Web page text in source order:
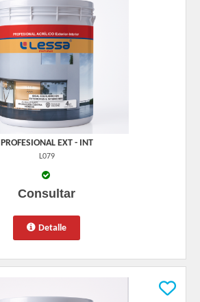
PROFESIONAL EXT - INT
L079
Consultar
Detalle